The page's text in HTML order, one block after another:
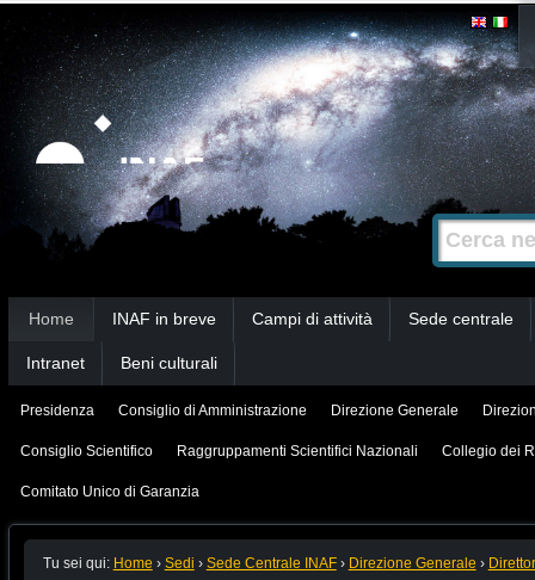
Strumenti
personali
Salta
contenuti.
|
Salta
alla
navigazione
Cerca nel
Ricerca
avanzata…
Home INAF in breve Campi di attività Sede centrale
Intranet Beni culturali
Presidenza Consiglio di Amministrazione Direzione Generale
Consiglio Scientifico Raggruppamenti Scientifici Nazionali Collegio dei
Comitato Unico di Garanzia
Tu sei qui: Home › Sedi › Sede Centrale INAF › Direzione Generale ›